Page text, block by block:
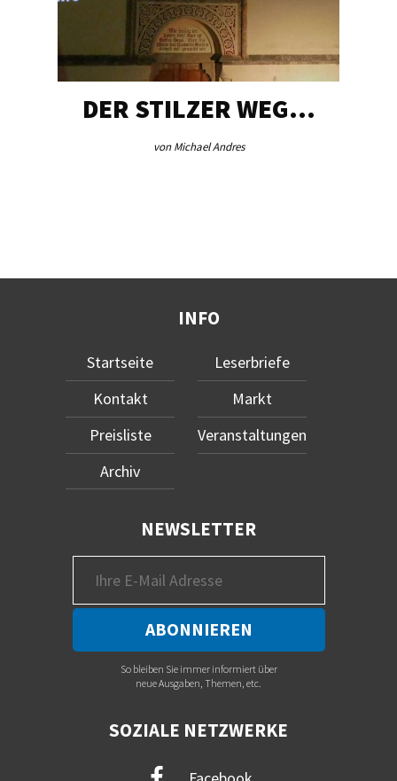
DER STILZER WEG…
von Michael Andres
INFO
Startseite
Kontakt
Preisliste
Archiv
Leserbriefe
Markt
Veranstaltungen
NEWSLETTER
So bleiben Sie immer informiert über
neue Ausgaben, Themen, etc.
SOZIALE NETZWERKE